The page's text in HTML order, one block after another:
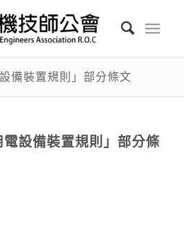
備裝置規則」部分條文
設備裝置規則」部分條